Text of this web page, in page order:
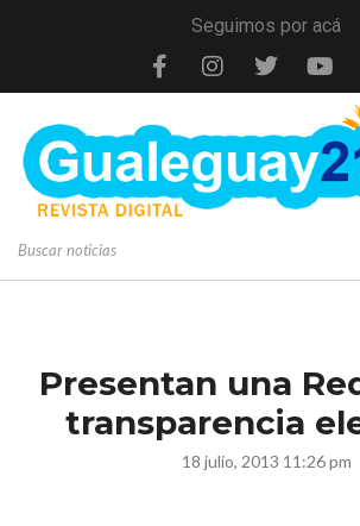
Seguimos por acá
Presentan una
transparencia
18 julio, 2013 11:26 pm